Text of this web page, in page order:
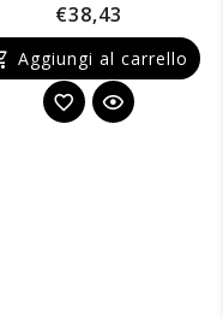
€38,43
Aggiungi al carrello